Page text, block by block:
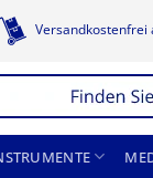
Versandkostenfrei